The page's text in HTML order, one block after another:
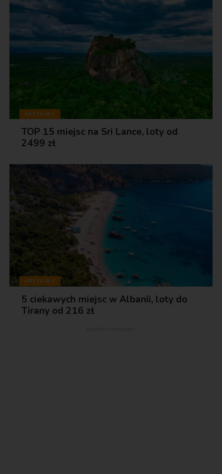
ARTYKUŁY
TOP 15 miejsc na Sri Lance, loty od
2499 zł
ARTYKUŁY
5 ciekawych miejsc w Albanii, loty do
Tirany od 216 zł